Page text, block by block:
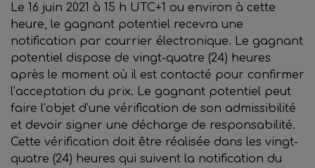
Le 16 juin 2021 à 15 h UTC+1 ou environ à cette
heure, le gagnant potentiel recevra une
notification par courrier électronique. Le gagnant
potentiel dispose de vingt-quatre (24) heures
après le moment où il est contacté pour confirmer
l’acceptation du prix. Le gagnant potentiel peut
faire l’objet d’une vérification de son admissibilité
et devoir signer une décharge de responsabilité.
Cette vérification doit être réalisée dans les vingt-
quatre (24) heures qui suivent la notification du